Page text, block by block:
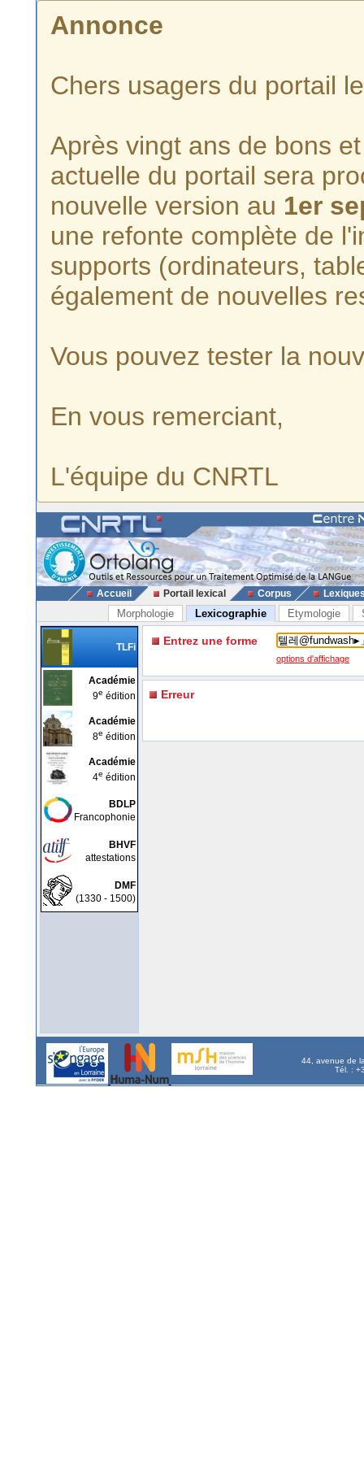
Annonce
Chers usagers du portail
Après vingt ans de bons
actuelle du portail sera
nouvelle version au 1er
une refonte complète de
supports (ordinateurs,
également de nouvelles
Vous pouvez tester la
En vous remerciant,
L'équipe du CNRTL
Accueil Portail lexical Corpus
Morphologie Lexicographie Etymologie
TLFi
Académie
9e édition
Académie
8e édition
Académie
4e édition
BDLP
Francophonie
BHVF
attestations
DMF
(1330 - 1500)
Entrez une forme
options d'affichage
Erreur
44, avenue de
Tél. :